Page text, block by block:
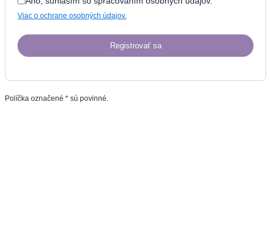
Viac o ochrane osobných údajov.
Registrovať sa
Políčka označené * sú povinné.